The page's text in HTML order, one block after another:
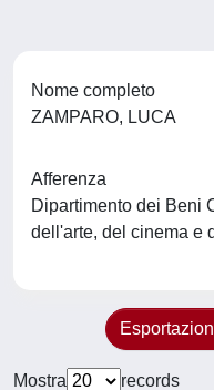
Nome completo
ZAMPARO, LUCA
Afferenza
Dipartimento dei Beni
dell'arte, del cinema e
Mostra
records